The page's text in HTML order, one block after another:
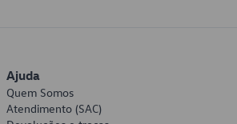
Ajuda
Quem Somos
Atendimento (SAC)